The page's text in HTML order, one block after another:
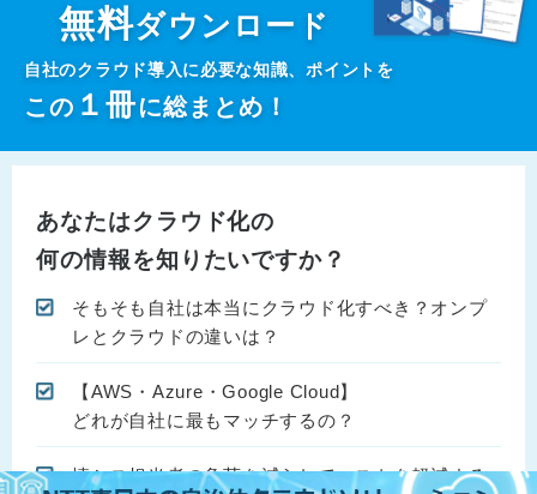
無料ダウンロード
自社のクラウド導入に必要な知識、ポイントを
この １冊に総まとめ！
あなたはクラウド化の
何の情報を知りたいですか？
そもそも自社は本当にクラウド化すべき？オンプ
レとクラウドの違いは？
【AWS・Azure・Google Cloud】
どれが自社に最もマッチするの？
情シス担当者の負荷を減らしてコストを軽減する